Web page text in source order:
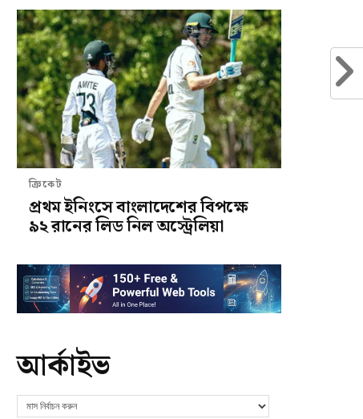
ক্রিকেট
প্রথম ইনিংসে বাংলাদেশের বিপক্ষে
৯২ রানের লিড নিল অস্ট্রেলিয়া
আর্কাইভ